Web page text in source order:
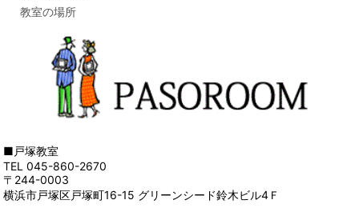
教室の場所
■戸塚教室
TEL 045-860-2670
〒244-0003
横浜市戸塚区戸塚町16-15 グリーンシード鈴木ビル4Ｆ